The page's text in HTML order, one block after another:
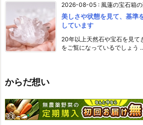
2026-08-05 : 風蓮の宝石箱
美しさや状態を見て、基準
しています
20年以上天然石や宝石を見て
をご覧になっているでしょう
からだ想い